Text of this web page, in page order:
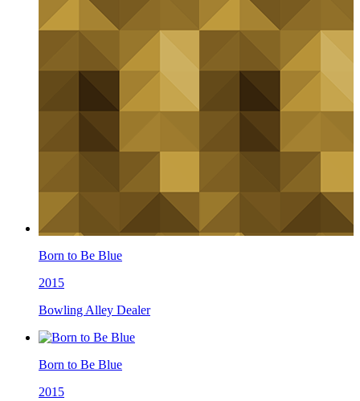
Born to Be Blue
2015
Bowling Alley Dealer
Born to Be Blue
2015